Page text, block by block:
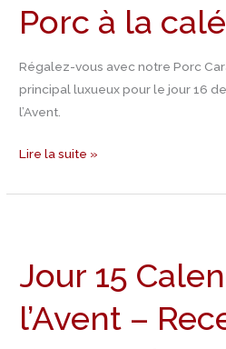
Porc à la
Régalez-vous avec notre Porc
principal luxueux pour le jour 16
l’Avent.
Recette
Porc
à
la
Lire la suite »
Jour 15
l’Avent –
Calendrier
de
l’Avent